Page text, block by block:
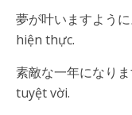
夢が叶いますよう
hiện thực.
素敵な一年になり
tuyệt vời.